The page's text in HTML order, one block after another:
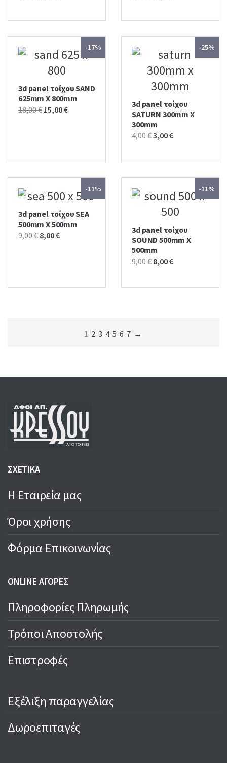
was: is:
was: is:
-17%
3d panel τοίχου SAND
625mm X 800mm
18,00€ Original
15,00€Current
-25%
3d panel τοίχου
SATURN 300mm X
300mm
4,00€Original
was:
3,00€Current
is:
-11%
3d panel τοίχου SEA
500mm X 500mm
9,00€ Original
8,00€Current
-11%
3d panel τοίχου
SOUND 500mm X
500mm
9,00€ Original
was:
8,00€Current
is:
1 2 3 4 5 6 7 →
ΣΧΕΤΙΚΑ
Η Εταιρεία μας
Όροι χρήσης
Φόρμα Επικοινωνίας
ONLINE ΑΓΟΡΕΣ
Πληροφορίες Πληρωμής
Τρόποι Αποστολής
Επιστροφές
Εξέλιξη παραγγελίας
Δωροεπιταγές